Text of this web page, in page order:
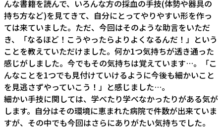
んな書籍を読んで、いろんな方の採血の手技(体勢や器具の
持ち方など)を見てきて、自分にとってやりやすい形を作っ
ては来ていました。ただ、今回はそのような助言をいただ
き、「なるほど！こうやったらよりよくなるんだ！」という
ことを教えていただけました。何か1つ気持ちが透き通った
感じがしました。今でもその気持ちは覚えています…。「こ
んなことを1つでも見付けていけるように今後も細かいこと
を見逃さずやっていこう！」と感じました…。
細かい手技に関しては、学べたり学べなかったりがある気が
します。自分はその環境に恵まれた病院で件数が出来ていま
すが、その中でも今回はさらにありがたい気持ちでした。